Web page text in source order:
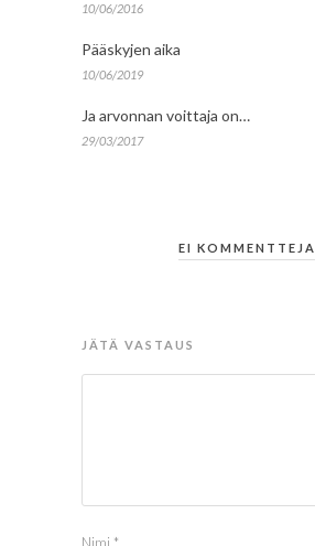
10/06/2016
Pääskyjen aika
10/06/2019
Ja arvonnan voittaja on…
29/03/2017
EI KOMMENTTEJA
JÄTÄ VASTAUS